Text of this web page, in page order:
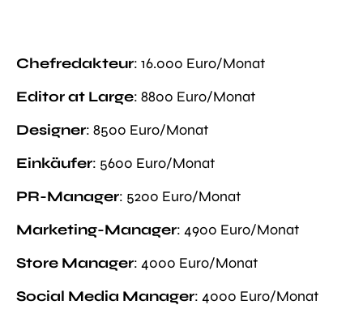
Chefredakteur: 16.000 Euro/Monat
Editor at Large: 8800 Euro/Monat
Designer: 8500 Euro/Monat
Einkäufer: 5600 Euro/Monat
PR-Manager: 5200 Euro/Monat
Marketing-Manager: 4900 Euro/Monat
Store Manager: 4000 Euro/Monat
Social Media Manager: 4000 Euro/Monat